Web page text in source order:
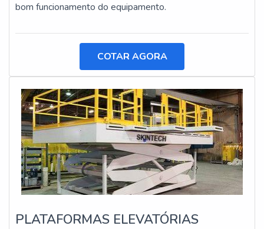
bom funcionamento do equipamento.
COTAR AGORA
PLATAFORMAS ELEVATÓRIAS